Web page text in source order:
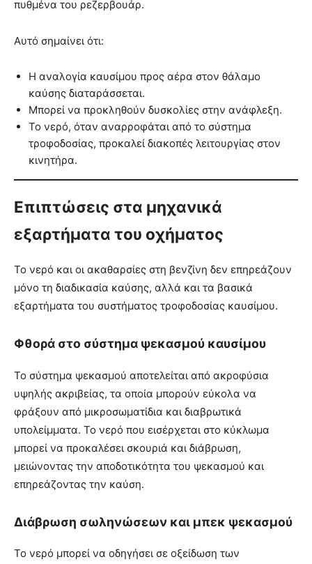
πυθμένα του ρεζερβουάρ.
Αυτό σημαίνει ότι:
Η αναλογία καυσίμου προς αέρα στον θάλαμο
καύσης διαταράσσεται.
Μπορεί να προκληθούν δυσκολίες στην ανάφλεξη.
Το νερό, όταν αναρροφάται από το σύστημα
τροφοδοσίας, προκαλεί διακοπές λειτουργίας στον
κινητήρα.
Επιπτώσεις στα μηχανικά
εξαρτήματα του οχήματος
Το νερό και οι ακαθαρσίες στη βενζίνη δεν επηρεάζουν
μόνο τη διαδικασία καύσης, αλλά και τα βασικά
εξαρτήματα του συστήματος τροφοδοσίας καυσίμου.
Φθορά στο σύστημα ψεκασμού καυσίμου
Το σύστημα ψεκασμού αποτελείται από ακροφύσια
υψηλής ακριβείας, τα οποία μπορούν εύκολα να
φράξουν από μικροσωματίδια και διαβρωτικά
υπολείμματα. Το νερό που εισέρχεται στο κύκλωμα
μπορεί να προκαλέσει σκουριά και διάβρωση,
μειώνοντας την αποδοτικότητα του ψεκασμού και
επηρεάζοντας την καύση.
Διάβρωση σωληνώσεων και μπεκ ψεκασμού
Το νερό μπορεί να οδηγήσει σε οξείδωση των